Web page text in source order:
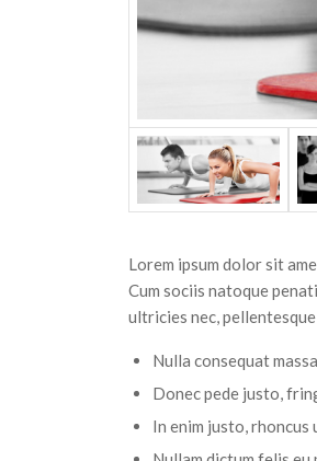
Lorem ipsum dolor sit
Cum sociis natoque
ultricies nec,
Nulla consequat
Donec pede justo,
In enim justo,